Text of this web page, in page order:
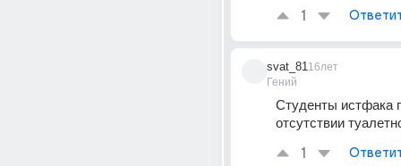
1
svat_81
Гений
16лет
Студенты истфака
отсутствии
1